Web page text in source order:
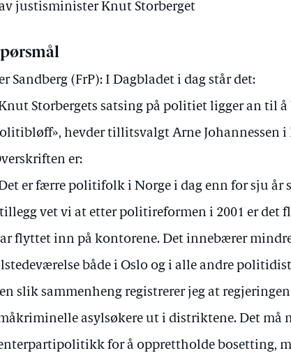
av justisminister Knut Storberget
Sandberg (FrP): I Dagbladet i dag står det:
Storbergets satsing på politiet ligger an til
hevder tillitsvalgt Arne Johannessen i
er:
er færre politifolk i Norge i dag enn for sju år
vet vi at etter politireformen i 2001 er det
flyttet inn på kontorene. Det innebærer
både i Oslo og i alle andre
slik sammenheng registrerer jeg at
asylsøkere ut i distriktene. Det må
for å opprettholde bosetting,